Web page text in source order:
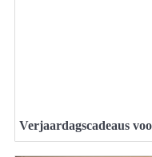
Verjaardagscadeaus